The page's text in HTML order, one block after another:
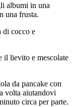
albumi in una
una frusta.
di cocco e
il lievito e mescolate
da pancake con
volta aiutandovi
circa per parte.